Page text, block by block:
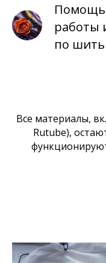
Помощь
работы
по
Все материалы,
Rutube),